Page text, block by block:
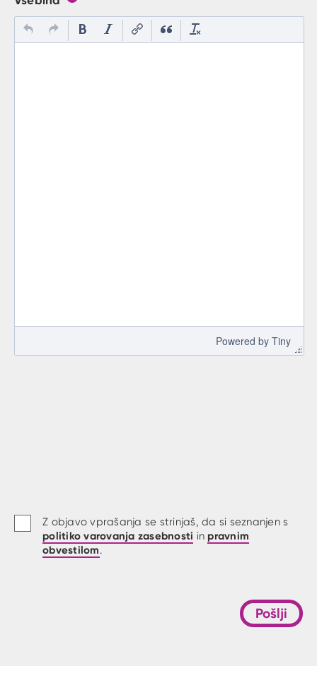
Powered by Tiny
Z objavo vprašanja se strinjaš, da si seznanjen s
politiko varovanja zasebnosti in pravnim
obvestilom.
Pošlji